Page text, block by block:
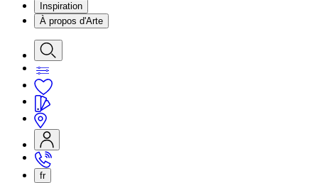
Inspiration
À propos d'Arte
fr